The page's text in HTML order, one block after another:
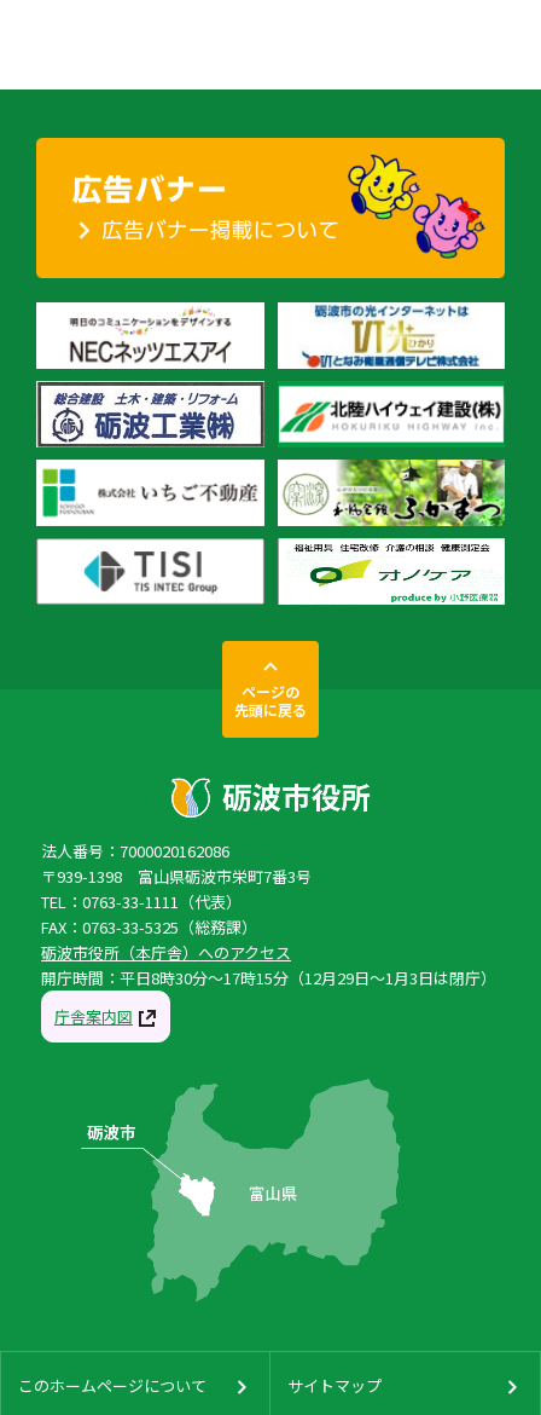
ページの
先頭に戻る
法人番号：7000020162086
〒939-1398 富山県砺波市栄町7番3号
TEL：0763-33-1111（代表）
FAX：0763-33-5325（総務課）
砺波市役所（本庁舎）へのアクセス
開庁時間：平日8時30分〜17時15分（12月29日〜1月3日は閉庁）
庁舎案内図
このホームページについて サイトマップ